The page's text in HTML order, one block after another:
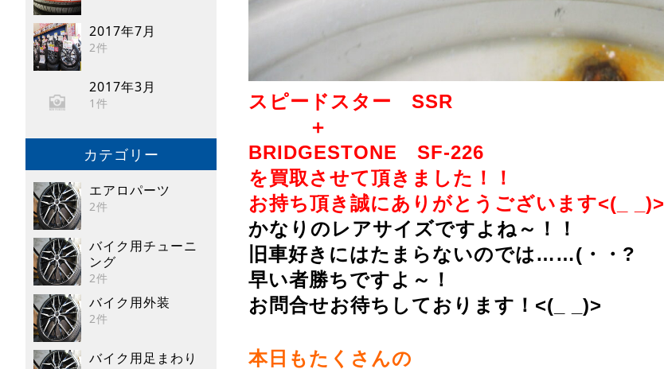
2017年7月
2件
2017年3月
1件
カテゴリー
エアロパーツ
2件
バイク用チューニ
ング
2件
バイク用外装
2件
バイク用足まわり
スピードスター SSR
＋
BRIDGESTONE SF-226
を買取させて頂きました！！
お持ち頂き誠にありがとうございます<(_ _)>
かなりのレアサイズですよね～！！
旧車好きにはたまらないのでは……(・・?
早い者勝ちですよ～！
お問合せお待ちしております！<(_ _)>
本日もたくさんの